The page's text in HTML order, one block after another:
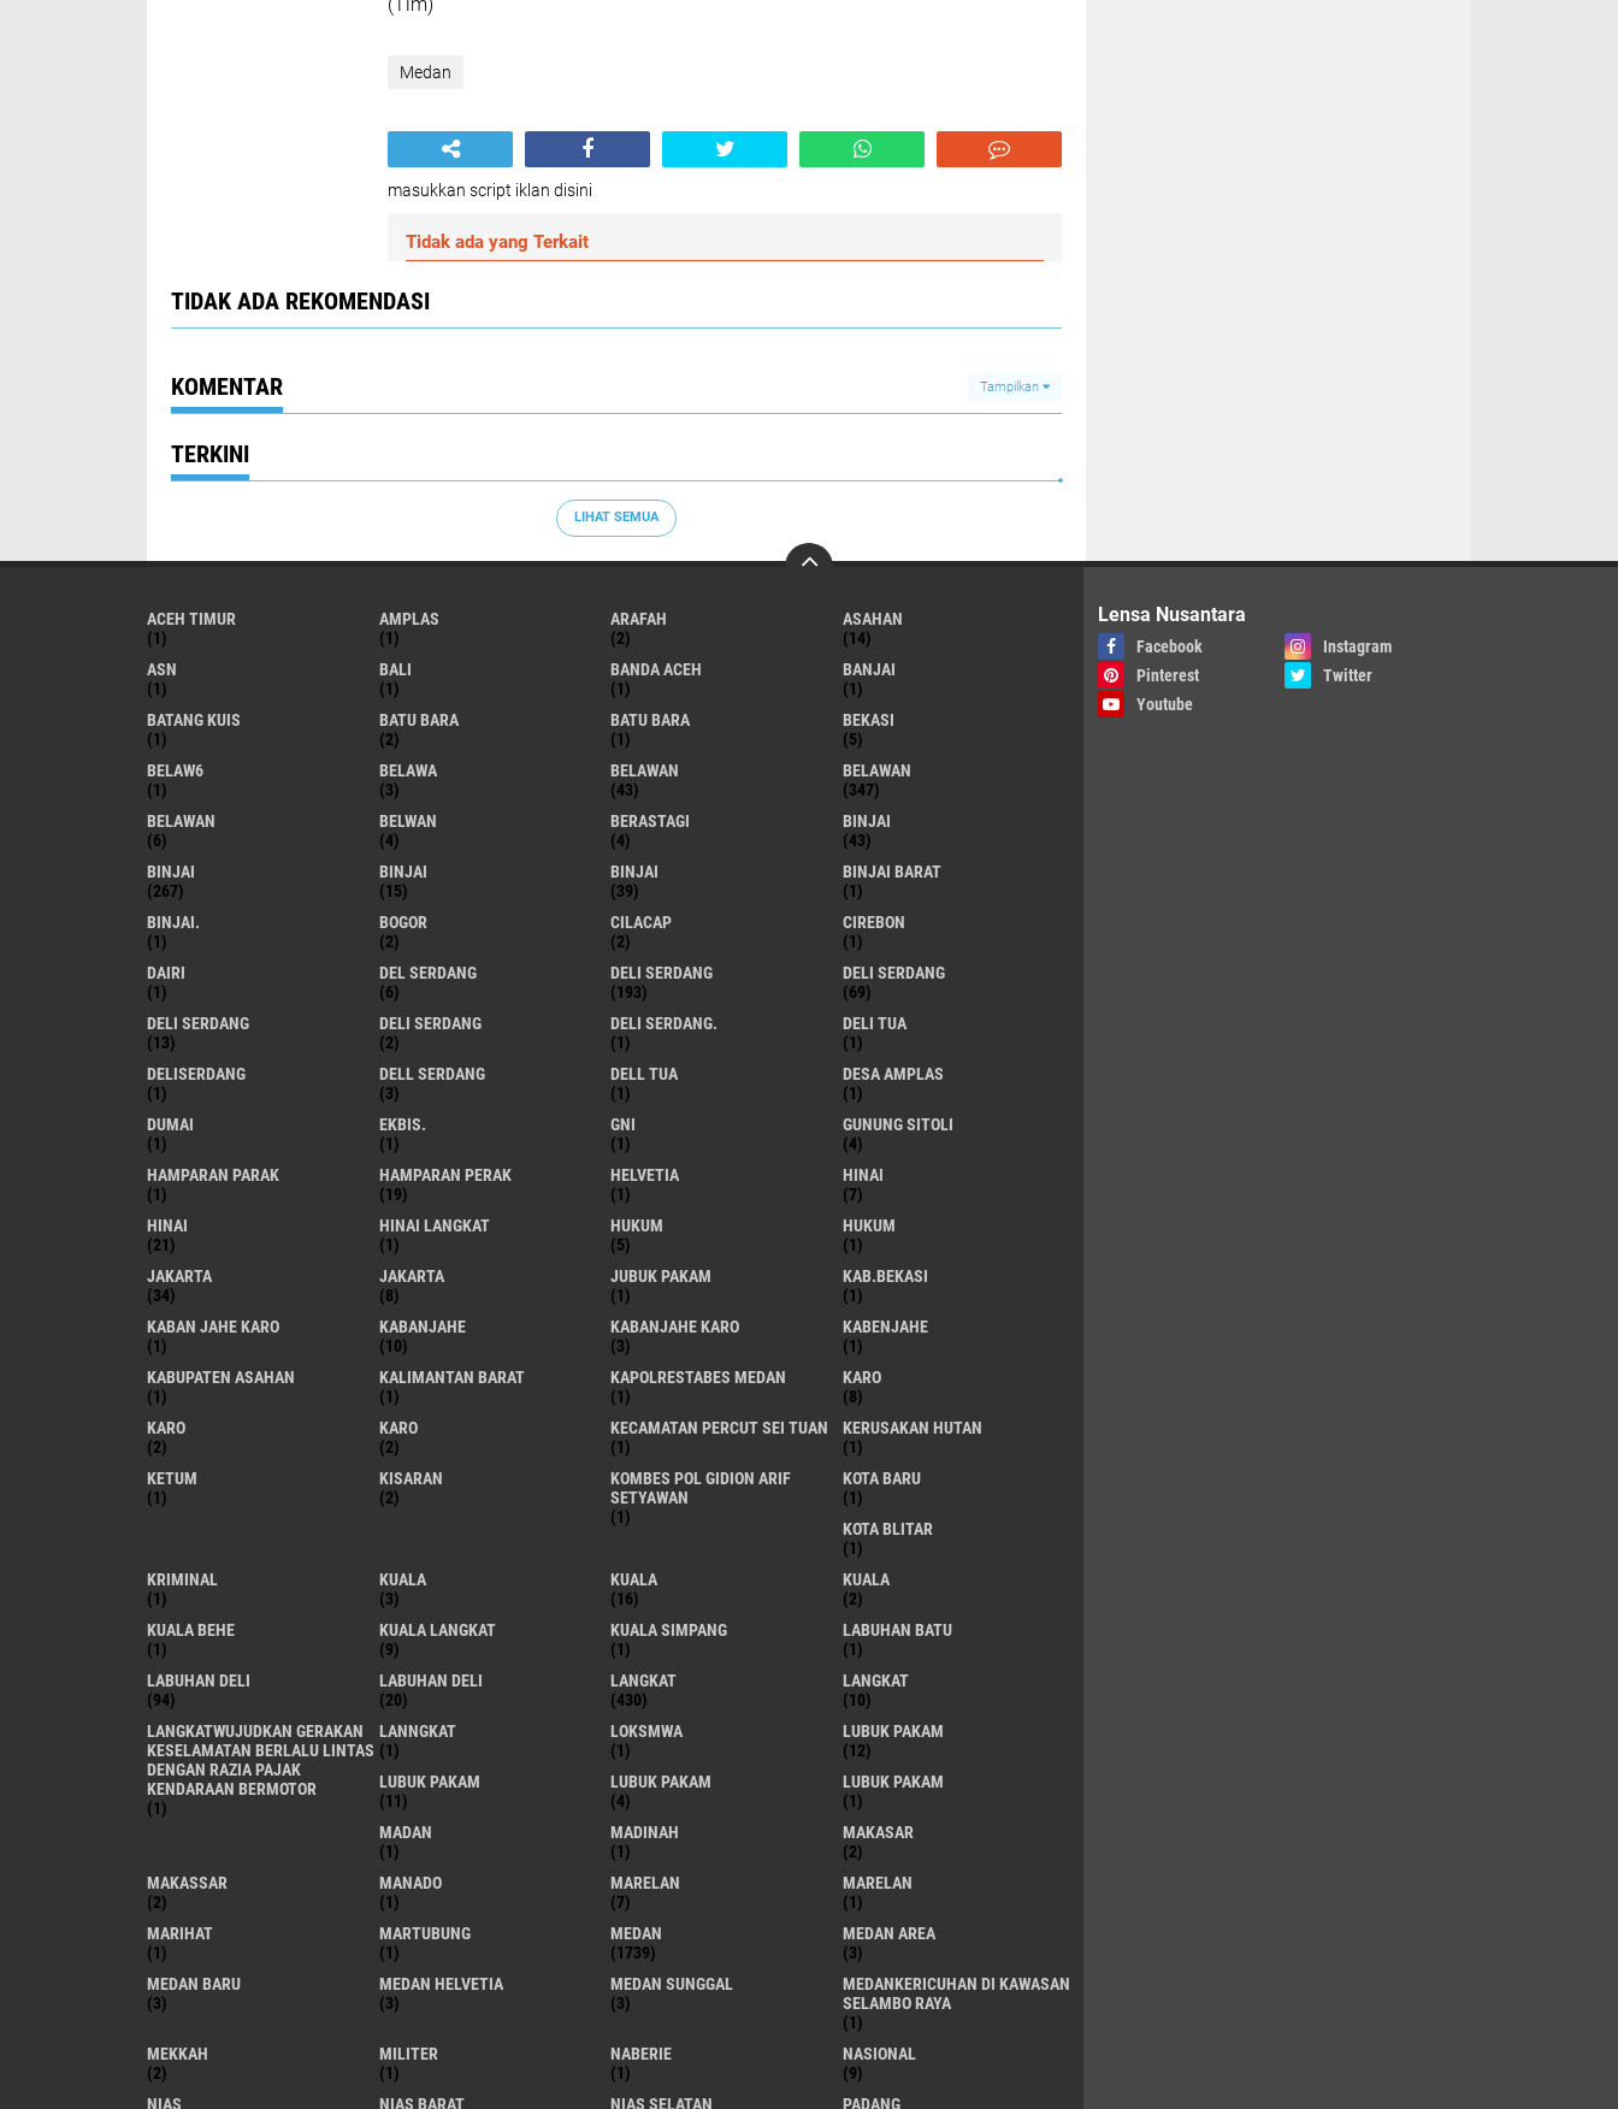
Medan
masukkan script iklan disini
Tidak ada yang Terkait
TIDAK ADA REKOMENDASI
KOMENTAR Tampilkan
TERKINI
LIHAT SEMUA
ACEH TIMUR
(1)
AMPLAS
(1)
ARAFAH
(2)
ASAHAN
(14)
ASN
(1)
BALI
(1)
BANDA ACEH
(1)
BANJAI
(1)
BATANG KUIS
(1)
BATU BARA
(2)
BATU BARA
(1)
BEKASI
(5)
BELAW6
(1)
BELAWA
(3)
BELAWAN
(43)
BELAWAN
(347)
BELAWAN
(6)
BELWAN
(4)
BERASTAGI
(4)
BINJAI
(43)
BINJAI
(267)
BINJAI
(15)
BINJAI
(39)
BINJAI BARAT
(1)
BINJAI.
(1)
BOGOR
(2)
CILACAP
(2)
CIREBON
(1)
DAIRI
(1)
DEL SERDANG
(6)
DELI SERDANG
(193)
DELI SERDANG
(69)
DELI SERDANG
(13)
DELI SERDANG
(2)
DELI SERDANG.
(1)
DELI TUA
(1)
DELISERDANG
(1)
DELL SERDANG
(3)
DELL TUA
(1)
DESA AMPLAS
(1)
DUMAI
(1)
EKBIS.
(1)
GNI
(1)
GUNUNG SITOLI
(4)
HAMPARAN PARAK
(1)
HAMPARAN PERAK
(19)
HELVETIA
(1)
HINAI
(7)
HINAI
(21)
HINAI LANGKAT
(1)
HUKUM
(5)
HUKUM
(1)
JAKARTA
(34)
JAKARTA
(8)
JUBUK PAKAM
(1)
KAB.BEKASI
(1)
KABAN JAHE KARO
(1)
KABANJAHE
(10)
KABANJAHE KARO
(3)
KABENJAHE
(1)
KABUPATEN ASAHAN
(1)
KALIMANTAN BARAT
(1)
KAPOLRESTABES MEDAN
(1)
KARO
(8)
KARO
(2)
KARO
(2)
KECAMATAN PERCUT SEI TUAN
(1)
KERUSAKAN HUTAN
(1)
KETUM
(1)
KISARAN
(2)
KOMBES POL GIDION ARIF
SETYAWAN
(1)
KOTA BARU
(1)
KOTA BLITAR
(1)
KRIMINAL
(1)
KUALA
(3)
KUALA
(16)
KUALA
(2)
KUALA BEHE
(1)
KUALA LANGKAT
(9)
KUALA SIMPANG
(1)
LABUHAN BATU
(1)
LABUHAN DELI
(94)
LABUHAN DELI
(20)
LANGKAT
(430)
LANGKAT
(10)
LANGKATWUJUDKAN GERAKAN
KESELAMATAN BERLALU LINTAS
DENGAN RAZIA PAJAK
KENDARAAN BERMOTOR
(1)
LANNGKAT
(1)
LOKSMWA
(1)
LUBUK PAKAM
(12)
LUBUK PAKAM
(11)
LUBUK PAKAM
(4)
LUBUK PAKAM
(1)
MADAN
(1)
MADINAH
(1)
MAKASAR
(2)
MAKASSAR
(2)
MANADO
(1)
MARELAN
(7)
MARELAN
(1)
MARIHAT
(1)
MARTUBUNG
(1)
MEDAN
(1739)
MEDAN AREA
(3)
MEDAN BARU
(3)
MEDAN HELVETIA
(3)
MEDAN SUNGGAL
(3)
MEDANKERICUHAN DI KAWASAN
SELAMBO RAYA
(1)
MEKKAH
(2)
MILITER
(1)
NABERIE
(1)
NASIONAL
(9)
NIAS
NIAS BARAT NIAS SELATAN PADANG
Lensa Nusantara
Facebook
Instagram
Pinterest
Twitter
Youtube